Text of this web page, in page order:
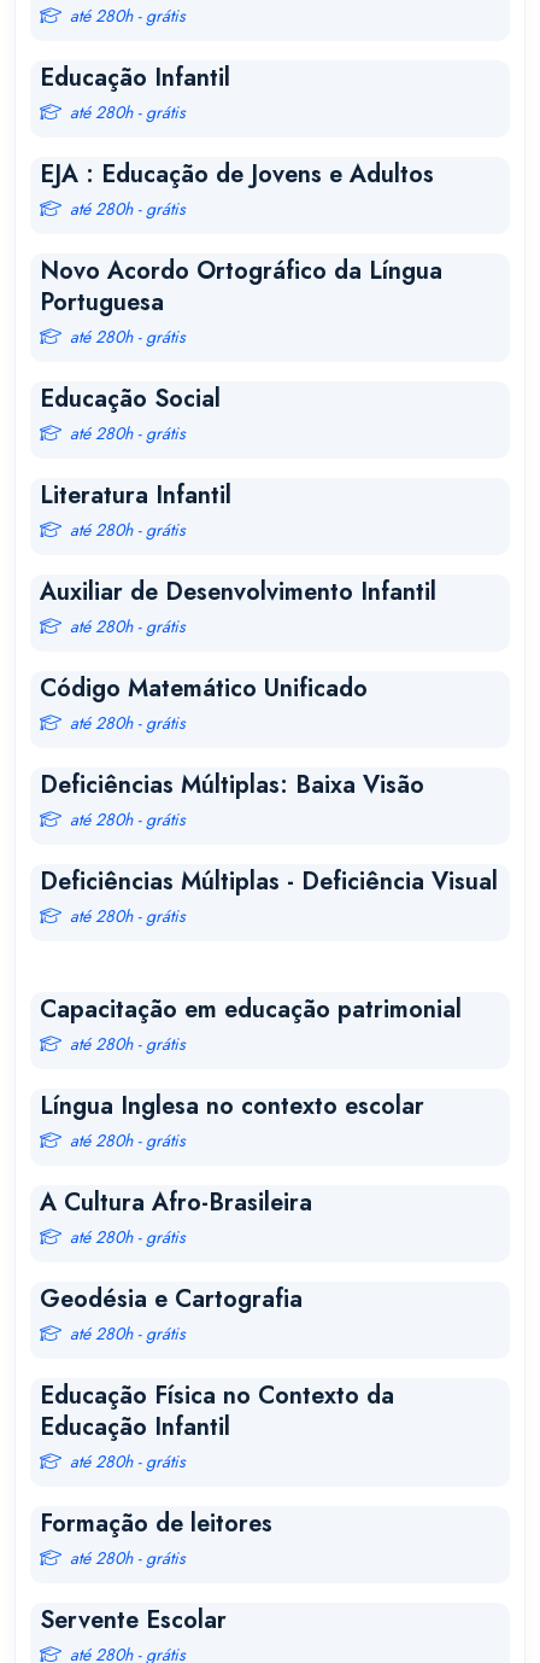
até 280h - grátis
Educação Infantil
até 280h - grátis
EJA : Educação de Jovens e Adultos
até 280h - grátis
Novo Acordo Ortográfico da Língua
Portuguesa
até 280h - grátis
Educação Social
até 280h - grátis
Literatura Infantil
até 280h - grátis
Auxiliar de Desenvolvimento Infantil
até 280h - grátis
Código Matemático Unificado
até 280h - grátis
Deficiências Múltiplas: Baixa Visão
até 280h - grátis
Deficiências Múltiplas - Deficiência Visual
até 280h - grátis
Capacitação em educação patrimonial
até 280h - grátis
Língua Inglesa no contexto escolar
até 280h - grátis
A Cultura Afro-Brasileira
até 280h - grátis
Geodésia e Cartografia
até 280h - grátis
Educação Física no Contexto da
Educação Infantil
até 280h - grátis
Formação de leitores
até 280h - grátis
Servente Escolar
até 280h - grátis